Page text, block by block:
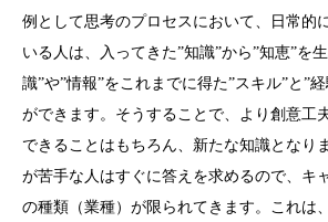
例として思考のプロセスにおいて、日常的
いる人は、入ってきた”知識”から”知恵”を
識”や”情報”をこれまでに得た”スキル”と”
ができます。そうすることで、より創意工
できることはもちろん、新たな知識となり
が苦手な人はすぐに答えを求めるので、キ
の種類（業種）が限られてきます。これは